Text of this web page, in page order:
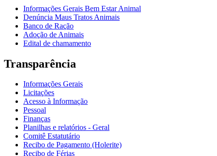
Informações Gerais Bem Estar Animal
Denúncia Maus Tratos Animais
Banco de Ração
Adoção de Animais
Edital de chamamento
Transparência
Informações Gerais
Licitações
Acesso à Informação
Pessoal
Finanças
Planilhas e relatórios - Geral
Comitê Estatutário
Recibo de Pagamento (Holerite)
Recibo de Férias